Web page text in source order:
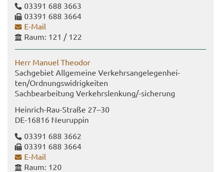
03391 688 3663
03391 688 3664
E-​Mail
Raum: 121 / 122
Herr Ma­nu­el Theo­dor
Sach­ge­biet All­ge­mei­ne Ver­kehrs­an­ge­le­gen­hei­
ten/Ord­nungs­wid­rig­kei­ten
Sach­be­ar­bei­tung Ver­kehrs­len­kung/-​sicherung
Heinrich-​Rau-Straße 27–30
DE-​16816 Neu­rup­pin
03391 688 3662
03391 688 3664
E-​Mail
Raum: 120